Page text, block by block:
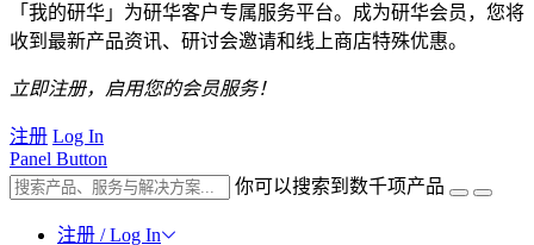
「我的研华」为研华客户专属服务平台。成为研华会员，您将
收到最新产品资讯、研讨会邀请和线上商店特殊优惠。
立即注册，启用您的会员服务！
注册 Log In
Panel Button
你可以搜索到数千项产品
注册 / Log In